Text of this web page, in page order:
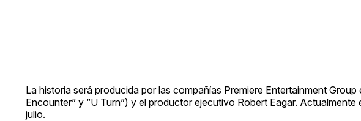
La historia será producida por las compañías Premiere Entertainment
Encounter” y “U Turn”) y el productor ejecutivo Robert Eagar.
julio.